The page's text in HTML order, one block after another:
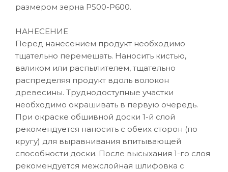
размером зерна P500-P600.
НАНЕСЕНИЕ
Перед нанесением продукт необходимо
тщательно перемешать. Наносить кистью,
валиком или распылителем, тщательно
распределяя продукт вдоль волокон
древесины. Труднодоступные участки
необходимо окрашивать в первую очередь.
При окраске обшивной доски 1-й слой
рекомендуется наносить с обеих сторон (по
кругу) для выравнивания впитывающей
способности доски. После высыхания 1-го слоя
рекомендуется межслойная шлифовка с